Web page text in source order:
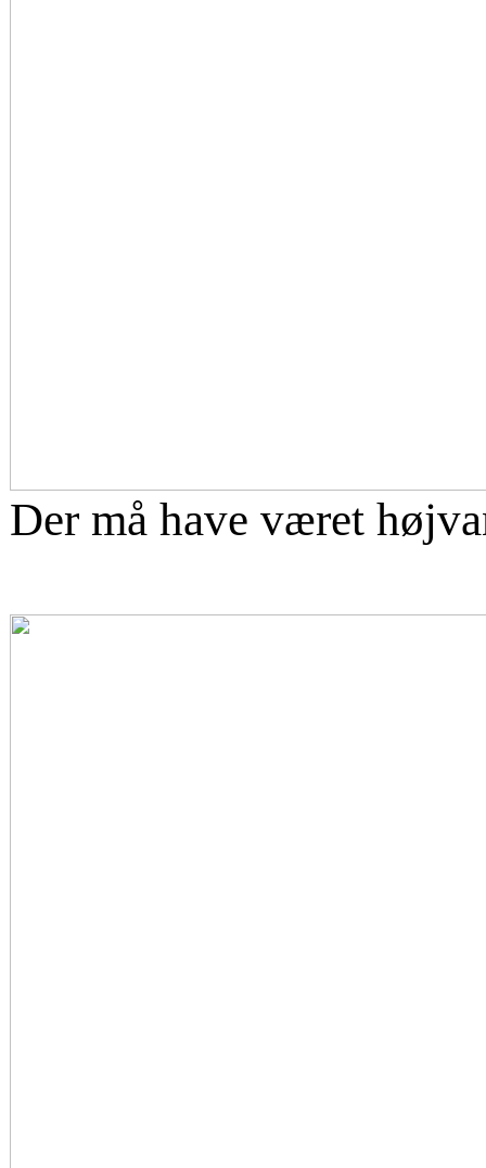
Der må have været